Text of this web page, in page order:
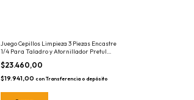
Juego Cepillos Limpieza 3 Piezas Encastre
1/4 Para Taladro y Atornillador Pretul
28152
$23.460,00
$19.941,00 con Transferencia o depósito